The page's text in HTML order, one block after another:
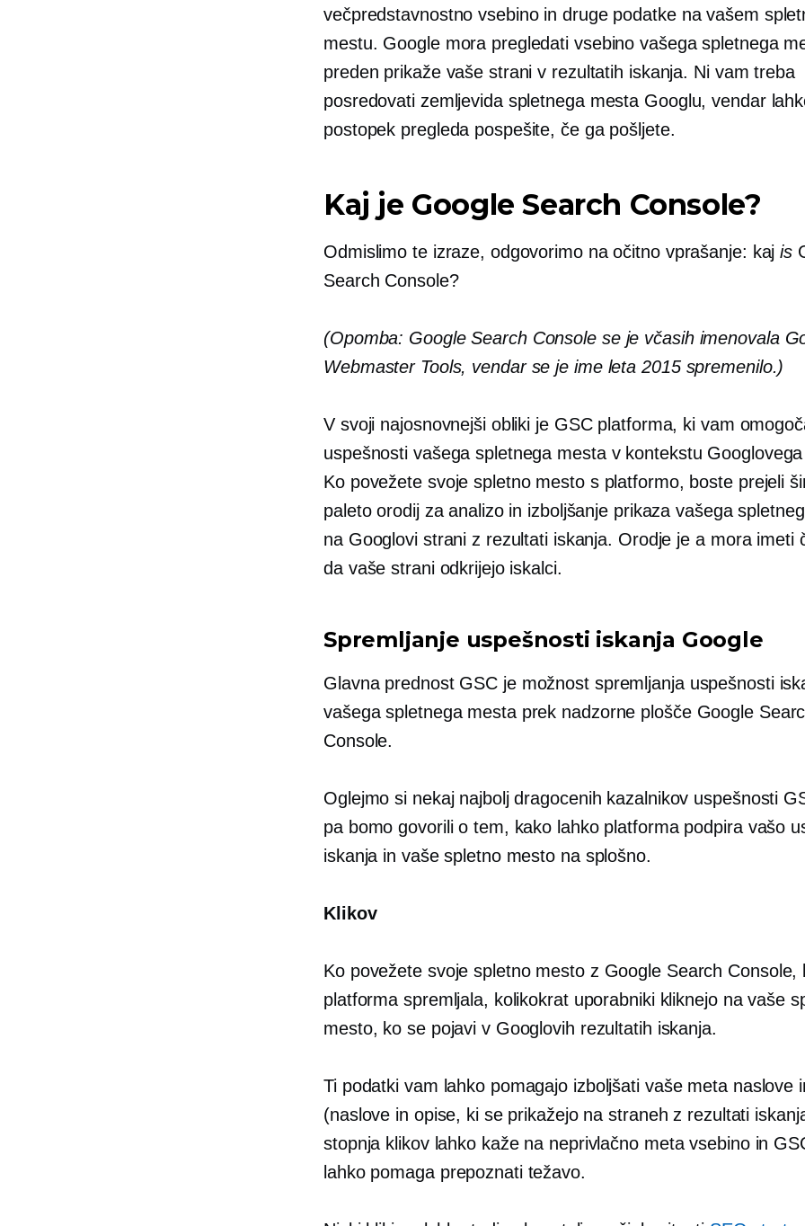
večpredstavnostno vsebino in druge podatke na vašem
mestu. Google mora pregledati vsebino vašega spletnega
preden prikaže vaše strani v rezultatih iskanja. Ni vam treba
posredovati zemljevida spletnega mesta Googlu, vendar
postopek pregleda pospešite, če ga pošljete.
Kaj je Google Search Console?
Odmislimo te izraze, odgovorimo na očitno vprašanje: kajis
Search Console?
(Opomba: Google Search Console se je včasih imenovala
Webmaster Tools, vendar se je ime leta 2015 spremenilo.)
V svoji najosnovnejši obliki je GSC platforma, ki vam
uspešnosti vašega spletnega mesta v kontekstu
Ko povežete svoje spletno mesto s platformo, boste prejeli
paleto orodij za analizo in izboljšanje prikaza vašega
na Googlovi strani z rezultati iskanja. Orodje je a mora imeti
da vaše strani odkrijejo iskalci.
Spremljanje uspešnosti iskanja Google
Glavna prednost GSC je možnost spremljanja uspešnosti
vašega spletnega mesta prek nadzorne plošče Google
Console.
Oglejmo si nekaj najbolj dragocenih kazalnikov uspešnosti
pa bomo govorili o tem, kako lahko platforma podpira vašo
iskanja in vaše spletno mesto na splošno.
Klikov
Ko povežete svoje spletno mesto z Google Search Console,
platforma spremljala, kolikokrat uporabniki kliknejo na vaše
mesto, ko se pojavi v Googlovih rezultatih iskanja.
Ti podatki vam lahko pomagajo izboljšati vaše meta naslove
(naslove in opise, ki se prikažejo na straneh z rezultati
stopnja klikov lahko kaže na neprivlačno meta vsebino in
lahko pomaga prepoznati težavo.